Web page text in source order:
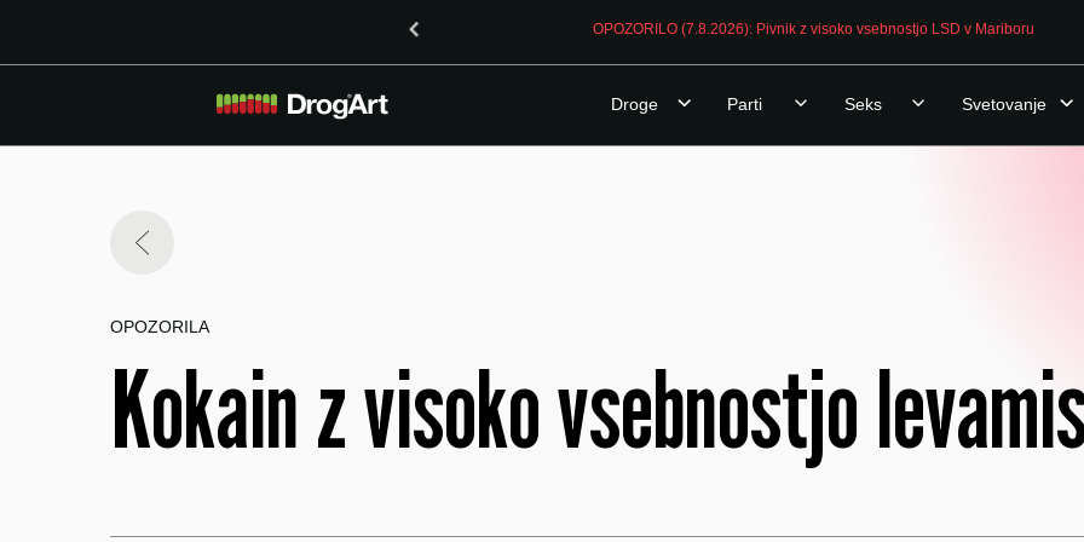
OPOZORILO (7.8.2026): Pivnik z visoko vsebnostjo LSD v Mariboru
Droge Parti Seks Svetovanje
OPOZORILA
Kokain z visoko vsebnostjo